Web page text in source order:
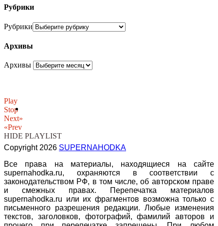
Рубрики
Рубрики
Архивы
Архивы
Play
Stop
Next»
«Prev
HIDE PLAYLIST
Copyright 2026 SUPERNAHODKA
Все права на материалы, находящиеся на сайте
supernahodka.ru, охраняются в соответствии с
законодательством РФ, в том числе, об авторском праве
и смежных правах. Перепечатка материалов
supernahodka.ru или их фрагментов возможна только с
письменного разрешения редакции. Любые изменения
текстов, заголовков, фотографий, фамилий авторов и